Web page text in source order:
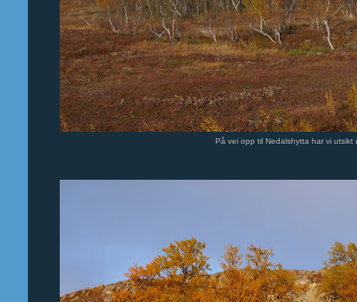
På vei opp til Nedalshytta har vi utsikt